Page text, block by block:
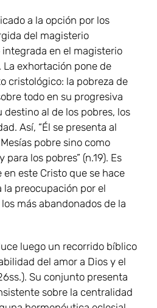
a la opción por los
del magisterio
en el magisterio
La exhortación pone de
cristológico: la pobreza de
todo en su progresiva
al de los pobres, los
Así, “Él se presenta al
pobre sino como
para los pobres” (n.19). Es
este Cristo que se hace
preocupación por el
más abandonados de la
luego un recorrido bíblico
del amor a Dios y el
Su conjunto presenta
sobre la centralidad